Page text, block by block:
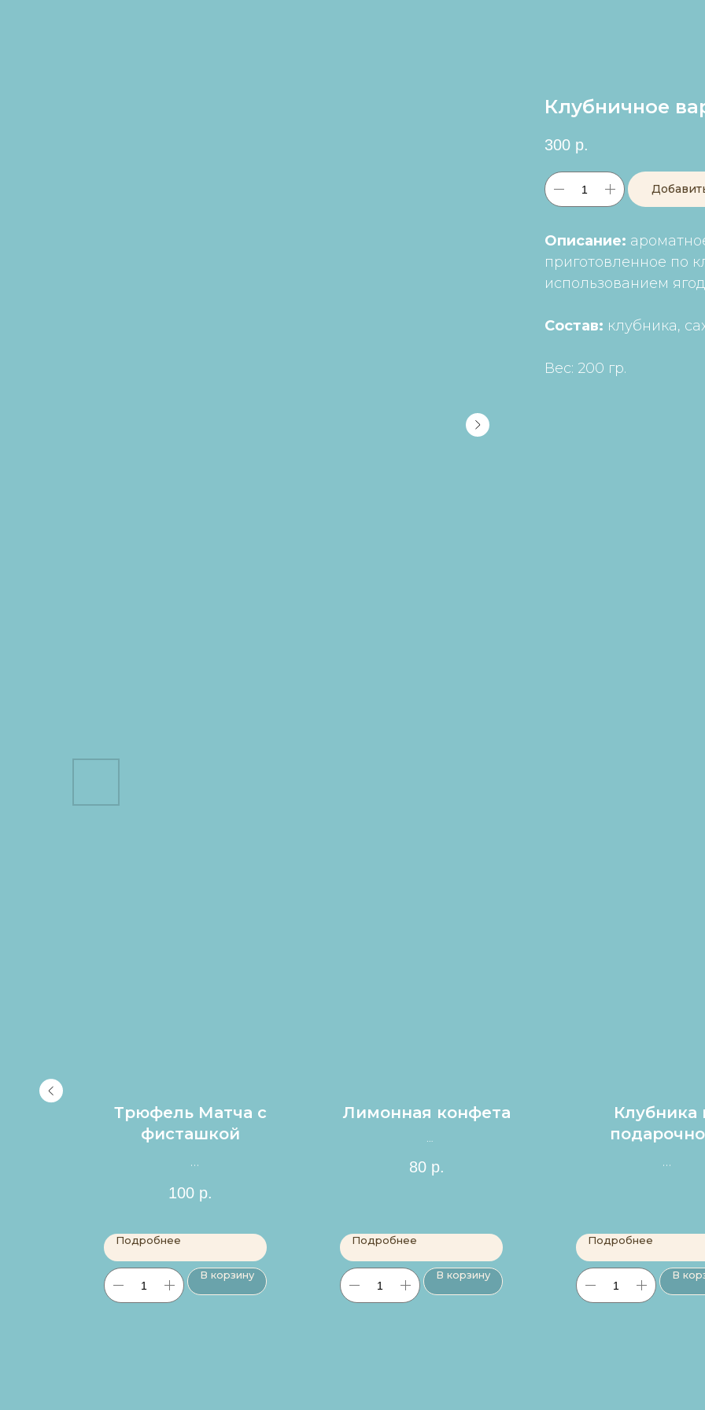
Клубничное
300 р.
Описание:
приготовленное по
использованием
Состав: клубника,
Вес: 200 гр.
Трюфель Матча с
фисташкой
100 р.
Подробнее
В корзину
Лимонная конфета
80 р.
Подробнее
В корзину
Клубника
Подробнее
В